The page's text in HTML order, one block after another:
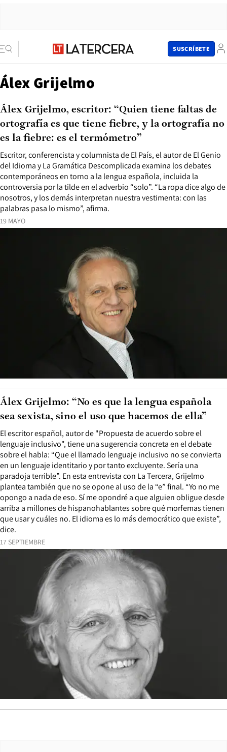
SUSCRÍBETE
Álex Grijelmo
19 MAYO
Escritor, conferencista y columnista de El País, el autor de El Genio
del Idioma y La Gramática Descomplicada examina los debates
contemporáneos en torno a la lengua española, incluida la
controversia por la tilde en el adverbio “solo”. “La ropa dice algo de
nosotros, y los demás interpretan nuestra vestimenta: con las
palabras pasa lo mismo”, afirma.
Álex Grijelmo, escritor: “Quien tiene faltas de
ortografía es que tiene fiebre, y la ortografía no
es la fiebre: es el termómetro”
17 SEPTIEMBRE
El escritor español, autor de "Propuesta de acuerdo sobre el
lenguaje inclusivo", tiene una sugerencia concreta en el debate
sobre el habla: “Que el llamado lenguaje inclusivo no se convierta
en un lenguaje identitario y por tanto excluyente. Sería una
paradoja terrible”. En esta entrevista con La Tercera, Grijelmo
plantea también que no se opone al uso de la “e” final. “Yo no me
opongo a nada de eso. Sí me opondré a que alguien obligue desde
arriba a millones de hispanohablantes sobre qué morfemas tienen
que usar y cuáles no. El idioma es lo más democrático que existe”,
dice.
Álex Grijelmo: “No es que la lengua española
sea sexista, sino el uso que hacemos de ella”